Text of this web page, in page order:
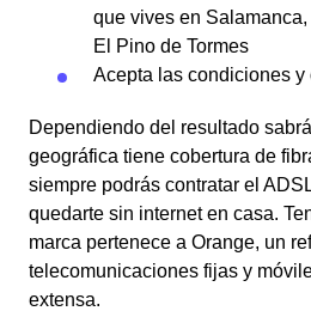
que vives en
El Pino de Tormes
Acepta las condiciones y
Dependiendo del resultado
geográfica tiene cobertura de
siempre podrás contratar el
quedarte sin internet en casa.
marca pertenece a Orange, un
telecomunicaciones fijas y
extensa.